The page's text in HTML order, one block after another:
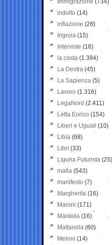
Immigrazione (734)
indulto (14)
inflazione (26)
Ingroia (15)
Interviste (16)
la casta (1.394)
La Destra (45)
La Sapienza (5)
Lavoro (1.316)
LegaNord (2.411)
Letta Enrico (154)
Liberi e Uguali (10)
Libia (68)
Libri (33)
Liguria Futurista (25)
mafia (543)
manifesto (7)
Margherita (16)
Maroni (171)
Mastella (16)
Mattarella (60)
Meloni (14)